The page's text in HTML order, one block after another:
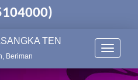
T
o
g
TENGAH
Beriman